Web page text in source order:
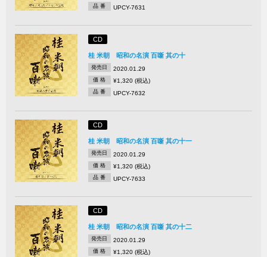
品 番 UPCY-7631
CD
桂 米朝 昭和の名演 百噺 其の十
発売日 2020.01.29
価 格 ¥1,320 (税込)
品 番 UPCY-7632
CD
桂 米朝 昭和の名演 百噺 其の十一
発売日 2020.01.29
価 格 ¥1,320 (税込)
品 番 UPCY-7633
CD
桂 米朝 昭和の名演 百噺 其の十二
発売日 2020.01.29
価 格 ¥1,320 (税込)